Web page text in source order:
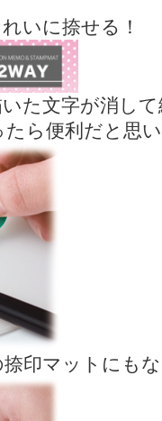
いに捺せる！
た文字が消し
ら便利だと思
印マットにも